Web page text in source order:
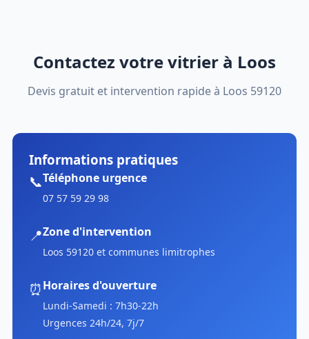
Contactez votre vitrier à Loos
Devis gratuit et intervention rapide à Loos 59120
Informations pratiques
📞Téléphone urgence
07 57 59 29 98
📍Zone d'intervention
Loos 59120 et communes limitrophes
⏰Horaires d'ouverture
Lundi-Samedi : 7h30-22h
Urgences 24h/24, 7j/7